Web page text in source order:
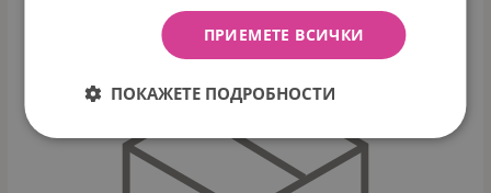
ПРИЕМЕТЕ ВСИЧКИ
ПОКАЖЕТЕ ПОДРОБНОСТИ